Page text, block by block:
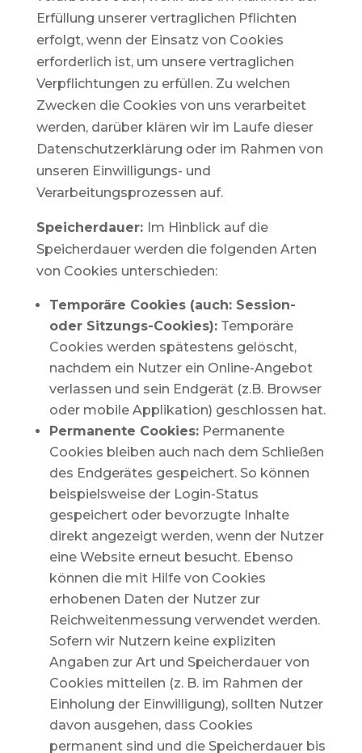
Erfüllung unserer vertraglichen Pflichten
erfolgt, wenn der Einsatz von Cookies
erforderlich ist, um unsere vertraglichen
Verpflichtungen zu erfüllen. Zu welchen
Zwecken die Cookies von uns verarbeitet
werden, darüber klären wir im Laufe dieser
Datenschutzerklärung oder im Rahmen von
unseren Einwilligungs- und
Verarbeitungsprozessen auf.
Speicherdauer: Im Hinblick auf die
Speicherdauer werden die folgenden Arten
von Cookies unterschieden:
Temporäre Cookies (auch: Session-
oder Sitzungs-Cookies):Temporäre
Cookies werden spätestens gelöscht,
nachdem ein Nutzer ein Online-Angebot
verlassen und sein Endgerät (z.B. Browser
oder mobile Applikation) geschlossen hat.
Permanente Cookies:Permanente
Cookies bleiben auch nach dem Schließen
des Endgerätes gespeichert. So können
beispielsweise der Login-Status
gespeichert oder bevorzugte Inhalte
direkt angezeigt werden, wenn der Nutzer
eine Website erneut besucht. Ebenso
können die mit Hilfe von Cookies
erhobenen Daten der Nutzer zur
Reichweitenmessung verwendet werden.
Sofern wir Nutzern keine expliziten
Angaben zur Art und Speicherdauer von
Cookies mitteilen (z. B. im Rahmen der
Einholung der Einwilligung), sollten Nutzer
davon ausgehen, dass Cookies
permanent sind und die Speicherdauer bis